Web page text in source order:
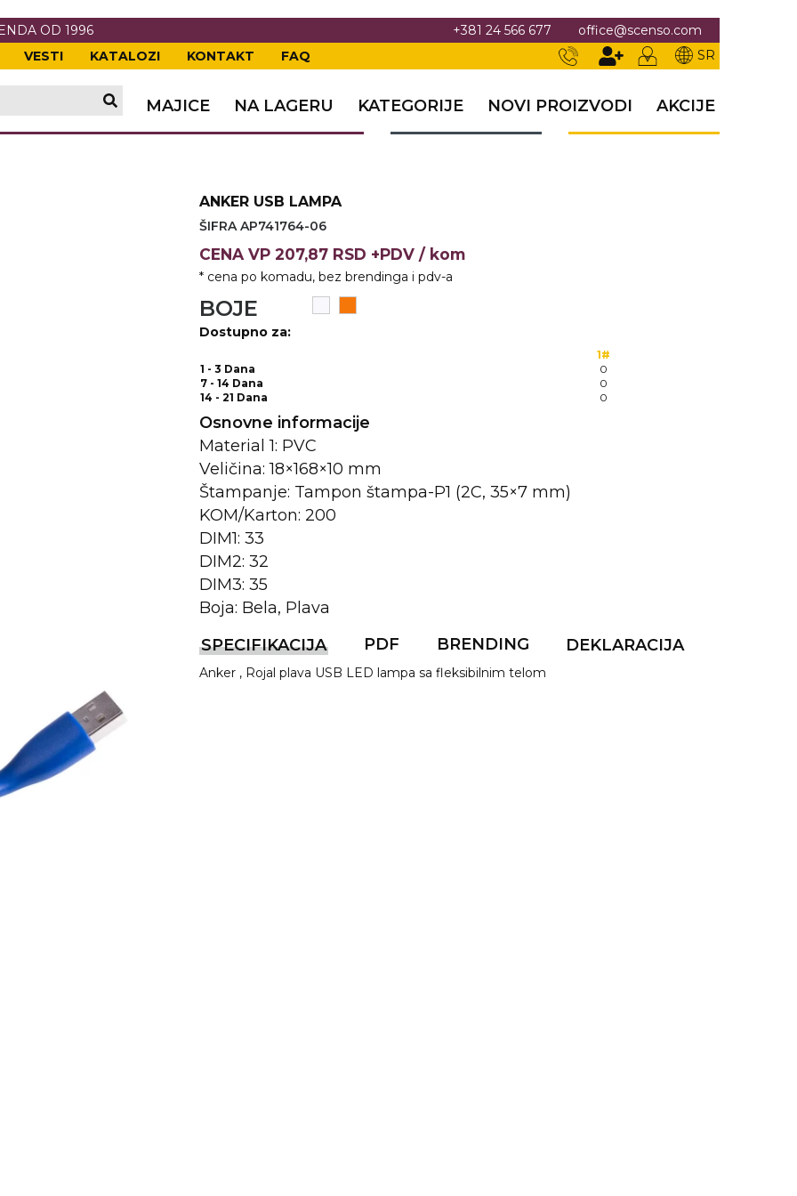
OD 1996 +381 24 566 677
office@scenso.com
VESTI KATALOZI KONTAKT FAQ SR
MAJICE NA LAGERU KATEGORIJE NOVI PROIZVODI AKCIJE
OPREMA
I PANOI
ANKER USB LAMPA
ŠIFRA AP741764-06
CENA VP 207,87 RSD +PDV / kom
* cena po komadu, bez brendinga i pdv-a
BOJE
Dostupno za:
1#
1 - 3 Dana
0
7 - 14 Dana
0
14 - 21 Dana
0
Osnovne informacije
Material 1: PVC
Veličina: 18×168×10 mm
Štampanje: Tampon štampa-P1 (2C, 35×7 mm)
KOM/Karton: 200
DIM1: 33
DIM2: 32
DIM3: 35
Boja: Bela, Plava
SPECIFIKACIJA
PDF BRENDING DEKLARACIJA
Anker , Rojal plava USB LED lampa sa fleksibilnim telom